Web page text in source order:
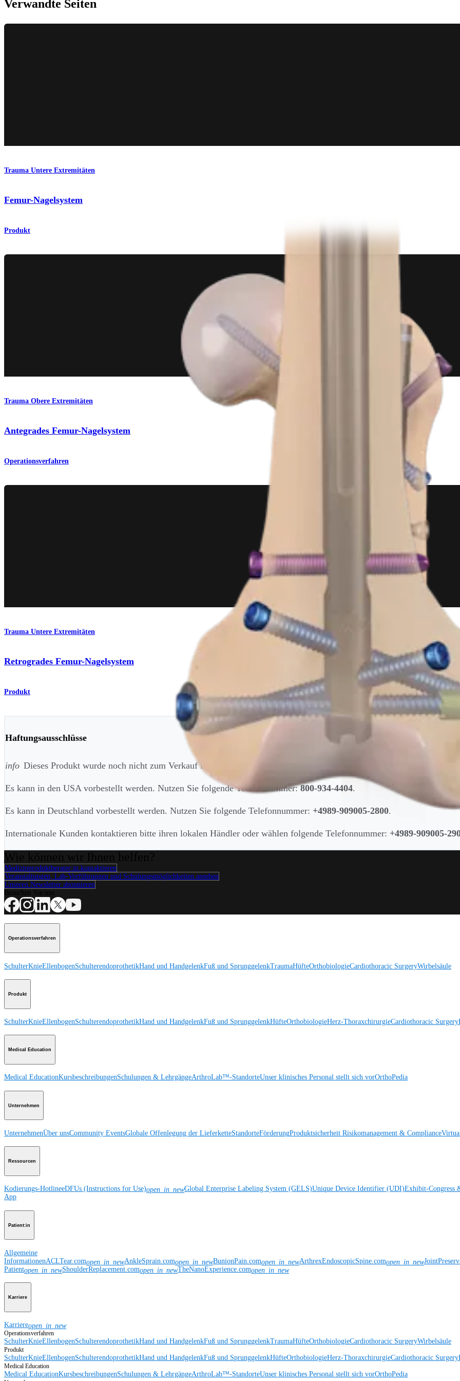
Verwandte Seiten
Trauma Untere Extremitäten
Femur-Nagelsystem
Produkt
Trauma Obere Extremitäten
Antegrades Femur-Nagelsystem
Operationsverfahren
Trauma Untere Extremitäten
Retrogrades Femur-Nagelsystem
Produkt
Haftungsausschlüsse
info Dieses Produkt wurde noch nicht zum Verkauf freigegeben.
Es kann in den USA vorbestellt werden. Nutzen Sie folgende Telefonnummer:800-934-4404.
Es kann in Deutschland vorbestellt werden. Nutzen Sie folgende Telefonnummer: +4989-909005-2800.
Internationale Kunden kontaktieren bitte ihren lokalen Händler oder wählen folgende Telefonnummer: +4989-909005-
Medizinproduktberater:in kontaktieren
Veranstaltungen, Lab-Vorführungen und Schulungsmöglichkeiten ansehen
Unseren Newsletter abonnieren
Operationsverfahren
SchulterKnieEllenbogenSchulterendoprothetikHand und HandgelenkFuß und SprunggelenkTraumaHüfteOrthobiologieCardiothoracic SurgeryWirbelsäule
Produkt
SchulterKnieEllenbogenSchulterendoprothetikHand und HandgelenkFuß und SprunggelenkHüfteOrthobiologieHerz-ThoraxchirurgieCardiothoracic Surgery
Medical Education
Medical EducationKursbeschreibungenSchulungen & LehrgängeArthroLab™-StandorteUnser klinisches Personal stellt sich vorOrthoPedia
Unternehmen
UnternehmenÜber unsCommunity EventsGlobale Offenlegung der LieferketteStandorteFörderungProduktsicherheit Risikomanagement & Compliance
Ressourcen
Kodierungs-HotlineeDFUs (Instructions for Use)open_in_newGlobal Enterprise Labeling System (GELS)Unique Device Identifier (UDI)Exhibit-Congress
App
Patient:in
Allgemeine
InformationenACLTear.comopen_in_newAnkleSprain.comopen_in_newBunionPain.comopen_in_newArthrexEndoscopicSpine.comopen_in_new
Patientopen_in_newShoulderReplacement.comopen_in_newTheNanoExperience.comopen_in_new
Karriere
Karriereopen_in_new
Operationsverfahren
SchulterKnieEllenbogenSchulterendoprothetikHand und HandgelenkFuß und SprunggelenkTraumaHüfteOrthobiologieCardiothoracic SurgeryWirbelsäule
Produkt
SchulterKnieEllenbogenSchulterendoprothetikHand und HandgelenkFuß und SprunggelenkHüfteOrthobiologieHerz-ThoraxchirurgieCardiothoracic Surgery
Medical Education
Medical EducationKursbeschreibungenSchulungen & LehrgängeArthroLab™-StandorteUnser klinisches Personal stellt sich vorOrthoPedia